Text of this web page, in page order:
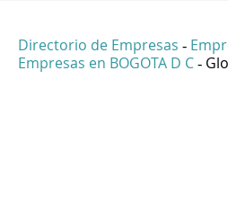
Directorio de Empresas -
Empresas en BOGOTA D C -